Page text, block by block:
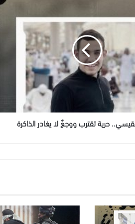
حرية تقترب ووجعٌ لا يغادر الذاكرة